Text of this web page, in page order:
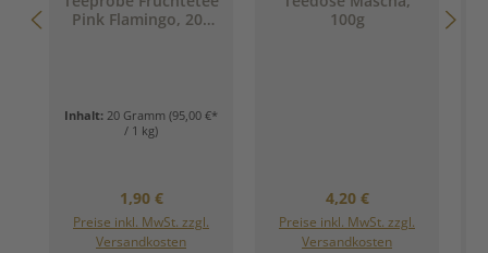
Pink Flamingo, 20g
Inhalt: 20 Gramm (95,00 €*
/ 1 kg)
Regulärer Preis:
1,90 €
Preise inkl. MwSt. zzgl.
Versandkosten
100g
Regulärer Preis:
4,20 €
Preise inkl. MwSt. zzgl.
Versandkosten